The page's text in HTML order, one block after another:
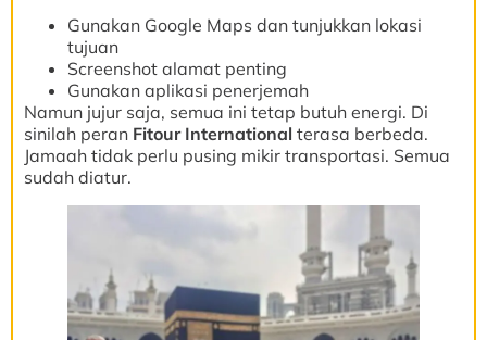
Gunakan Google Maps dan tunjukkan lokasi
tujuan
Screenshot alamat penting
Gunakan aplikasi penerjemah
Namun jujur saja, semua ini tetap butuh energi. Di
sinilah peran Fitour International terasa berbeda.
Jamaah tidak perlu pusing mikir transportasi. Semua
sudah diatur.